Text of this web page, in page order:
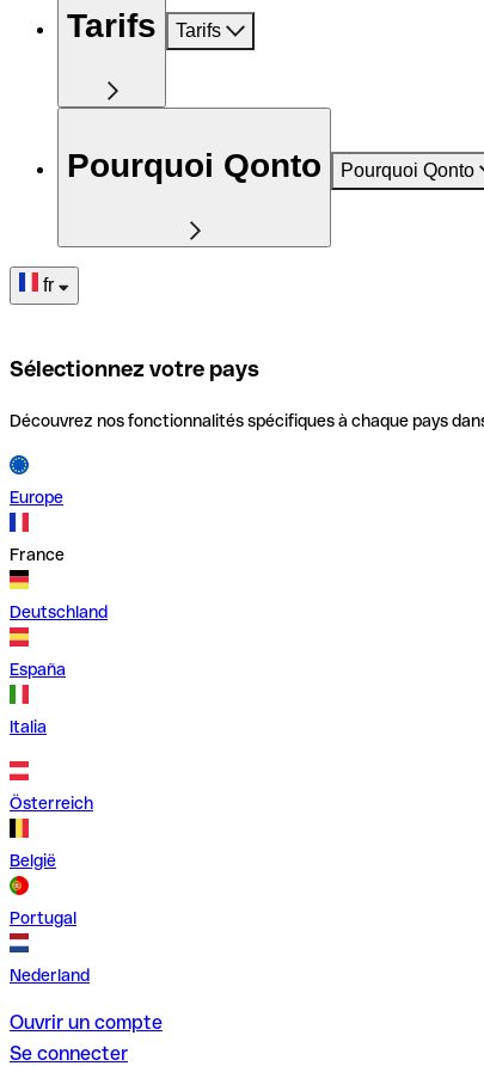
Tarifs Tarifs
Pourquoi Qonto Pourquoi Qonto
fr
Sélectionnez votre pays
Découvrez nos fonctionnalités spécifiques à chaque pays
Europe
France
Deutschland
España
Italia
Österreich
België
Portugal
Nederland
Ouvrir un compte
Se connecter